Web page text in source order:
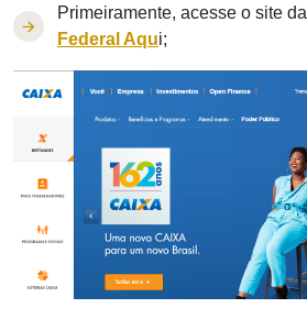
Primeiramente, acesse o site da
Federal Aqui;